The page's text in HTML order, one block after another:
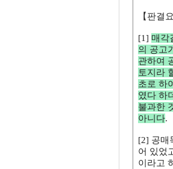
【판결
[1] 매각
의 공고
관하여
토지라
초로 하
였다 하
불과한
아니다.
[2] 공매
어 있었
이라고